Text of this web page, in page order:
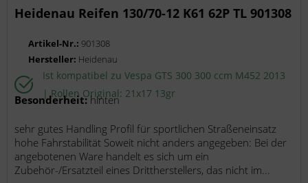
Heidenau Reifen 130/70-12 K61 62P TL 901308
Artikel-Nr.: 901308
Hersteller: Heidenau
Ist kompatibel zu Vespa GTS 300 300 ccm M452 2013
| Rollen Original: 21x17 13gr
Besonderheit:hinten
sehr gutes Handling Profil für sportlichen Straßeneinsatz
hohe Fahrstabilität Soweit nicht anders angegeben: Bei der
angebotenen Ware handelt es sich um ein
Zubehör-/Ersatzteil eines Drittherstellers, das nicht im...